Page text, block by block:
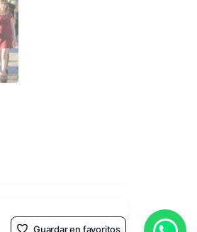
Guardar en favoritos